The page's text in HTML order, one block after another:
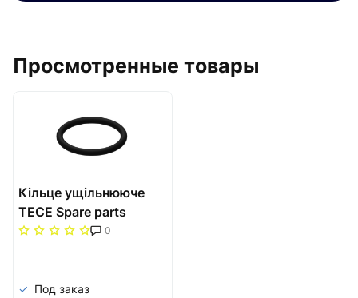
Просмотренные товары
Кільце ущільнююче
TECE Spare parts
9820015 зливного
0
Под заказ